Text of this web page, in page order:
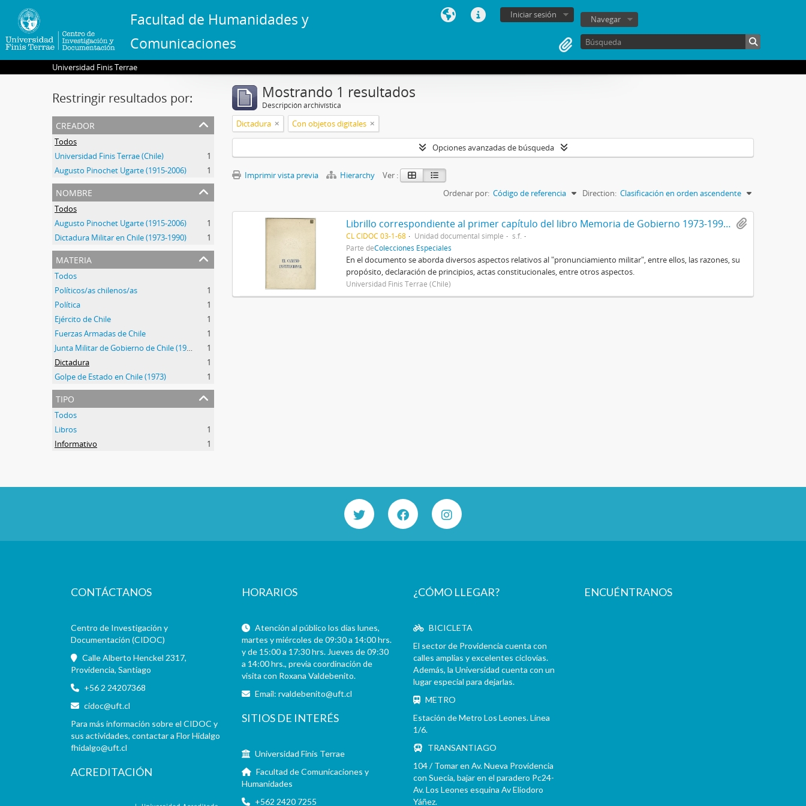
Facultad de Humanidades y
Comunicaciones
Iniciar sesión Navegar
Universidad Finis Terrae
Restringir resultados por:
creador
Todos
Universidad Finis Terrae (Chile)
1
Augusto Pinochet Ugarte (1915-2006)
1
nombre
Todos
Augusto Pinochet Ugarte (1915-2006)
1
Dictadura Militar en Chile (1973-1990)
1
materia
Todos
Políticos/as chilenos/as
1
Política
1
Ejército de Chile
1
Fuerzas Armadas de Chile
1
Junta Militar de Gobierno de Chile (1973-1990)
1
Dictadura
1
Golpe de Estado en Chile (1973)
1
tipo
Todos
Libros
1
Informativo
1
Mostrando 1 resultados
Descripción archivística
Dictadura Con objetos digitales
Opciones avanzadas de búsqueda
Imprimir vista previa Hierarchy
Ver :
Ordenar por: Código de referencia Direction: Clasificación en orden ascendente
Librillo correspondiente al primer capítulo del libro Memoria de Gobierno 1973-1990, titulado El camino institucional, por Augusto Pinochet Ugarte
CL CIDOC 03-1-68 Unidad documental simple
s.f.
Parte deColecciones Especiales
En el documento se aborda diversos aspectos relativos al "pronunciamiento militar", entre ellos, las razones, su
propósito, declaración de principios, actas constitucionales, entre otros aspectos.
Universidad Finis Terrae (Chile)
CONTÁCTANOS
Centro de Investigación y
Documentación (CIDOC)
Calle Alberto Henckel 2317,
Providencia, Santiago
+56 2 24207368
cidoc@uft.cl
Para más información sobre el CIDOC y
sus actividades, contactar a Flor Hidalgo
fhidalgo@uft.cl
ACREDITACIÓN
HORARIOS
Atención al público los días lunes,
martes y miércoles de 09:30 a 14:00 hrs.
y de 15:00 a 17:30 hrs. Jueves de 09:30
a 14:00 hrs., previa coordinación de
visita con Roxana Valdebenito.
Email:rvaldebenito@uft.cl
SITIOS DE INTERÉS
Universidad Finis Terrae
Facultad de Comunicaciones y
Humanidades
+562 2420 7255
¿CÓMO LLEGAR?
BICICLETA
El sector de Providencia cuenta con
calles amplias y excelentes ciclovías.
Además, la Universidad cuenta con un
lugar especial para dejarlas.
METRO
Estación de Metro Los Leones. Línea
1/6.
TRANSANTIAGO
104 / Tomar en Av. Nueva Providencia
con Suecia, bajar en el paradero Pc24-
Av. Los Leones esquina Av Eliodoro
Yáñez.
ENCUÉNTRANOS